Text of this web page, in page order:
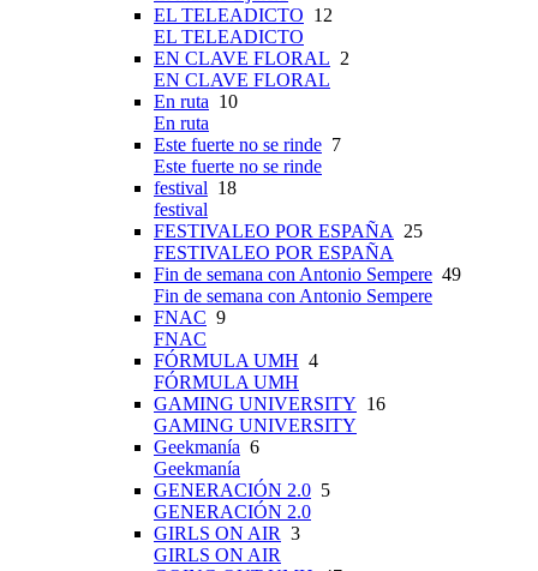
EL TELEADICTO 12
EL TELEADICTO
EN CLAVE FLORAL 2
EN CLAVE FLORAL
En ruta 10
En ruta
Este fuerte no se rinde 7
Este fuerte no se rinde
festival 18
festival
FESTIVALEO POR ESPAÑA
25
FESTIVALEO POR ESPAÑA
Fin de semana con Antonio Sempere 49
Fin de semana con Antonio Sempere
FNAC 9
FNAC
FÓRMULA UMH 4
FÓRMULA UMH
GAMING UNIVERSITY 16
GAMING UNIVERSITY
Geekmanía 6
Geekmanía
GENERACIÓN 2.0 5
GENERACIÓN 2.0
GIRLS ON AIR 3
GIRLS ON AIR